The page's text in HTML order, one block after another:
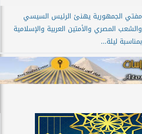
مفتي الجمهورية يهنئ الرئيس السيسي
والشعب المصري والأمتين العربية والإسلامية
بمناسبة ليلة...